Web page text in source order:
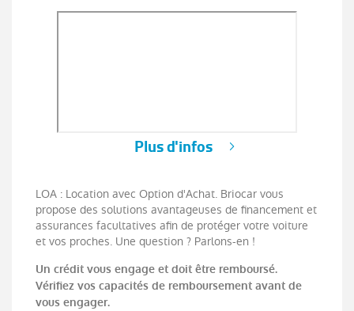
Plus d'infos
LOA : Location avec Option d'Achat. Briocar vous
propose des solutions avantageuses de financement et
assurances facultatives afin de protéger votre voiture
et vos proches. Une question ? Parlons-en !
Un crédit vous engage et doit être remboursé.
Vérifiez vos capacités de remboursement avant de
vous engager.